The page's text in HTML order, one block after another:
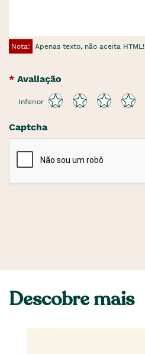
Nota: Apenas texto, não aceita HTML!
Avaliação
Inferior
Captcha
Descobre mais